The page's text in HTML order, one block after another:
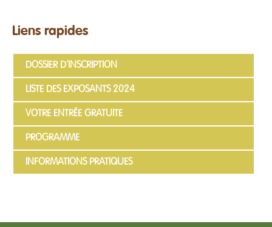
Liens rapides
DOSSIER D’INSCRIPTION
LISTE DES EXPOSANTS 2024
VOTRE ENTRÉE GRATUITE
PROGRAMME
INFORMATIONS PRATIQUES